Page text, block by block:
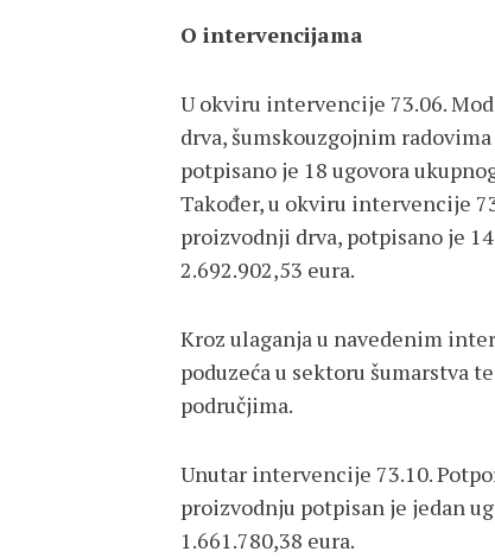
O intervencijama
U okviru intervencije 73.06.
drva, šumskouzgojnim
potpisano je 18 ugovora
Također, u okviru intervencije
proizvodnji drva, potpisano je
2.692.902,53 eura.
Kroz ulaganja u navedenim
poduzeća u sektoru šumarstva
područjima.
Unutar intervencije 73.10.
proizvodnju potpisan je jedan
1.661.780,38 eura.